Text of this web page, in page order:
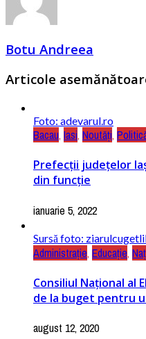
Botu Andreea
Articole
Foto: adevarul.ro
Bacau, Iasi, Noutăți,
Prefecţii judeţelor
din funcţie
ianuarie 5, 2022
Sursă foto:
Administrație, Educație,
Consiliul Național al
de la buget pentru
august 12, 2020